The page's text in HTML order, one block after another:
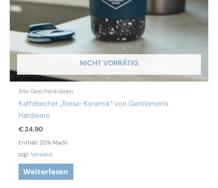
NICHT VORRÄTIG
Alle Geschenkideen
Kaffebecher „Reise-Keramik“ von Gentlemen’s
Hardware
€24,90
Enthält 20% MwSt.
zzgl.Versand
Weiterlesen